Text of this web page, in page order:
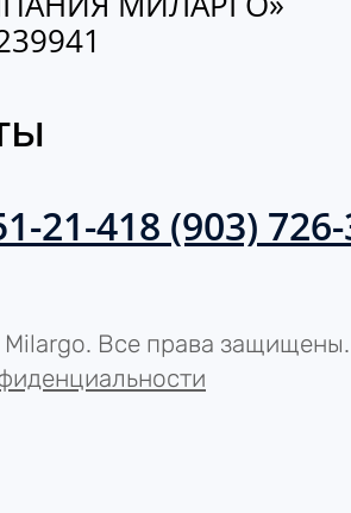
21-418 (903)
Все права защищены.